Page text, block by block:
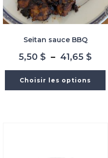
Seitan sauce BBQ
5,50 $ – 41,65 $
Choisir les options